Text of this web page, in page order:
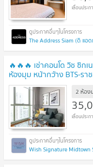
The Address Siam (ดิ แอ
🔥🔥🔥 เช่าคอนโด วิช ซิก
ห้องมุม หน้ากว้าง BTS-รา
กรุงเทพ CX-158625 ✅ ทั
ทีมงานมืออาชีพ ✅ 🔥🔥🔥
2 ห้อง
Wish Signature Midtown